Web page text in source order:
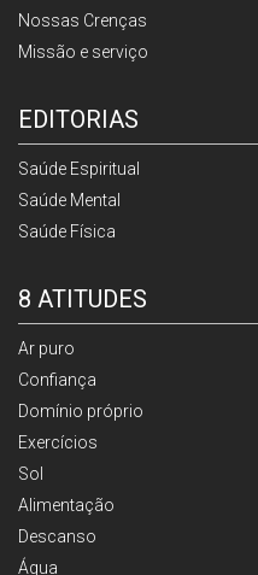
Nossas Crenças
Missão e serviço
EDITORIAS
Saúde Espiritual
Saúde Mental
Saúde Física
8 ATITUDES
Ar puro
Confiança
Domínio próprio
Exercícios
Sol
Alimentação
Descanso
Água